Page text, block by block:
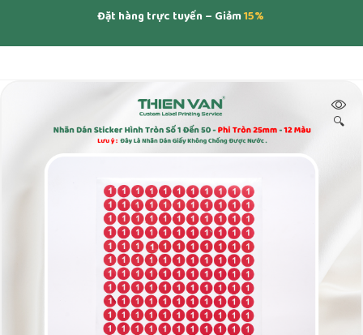
Đặt hàng trực tuyến – Giảm15%
🔍